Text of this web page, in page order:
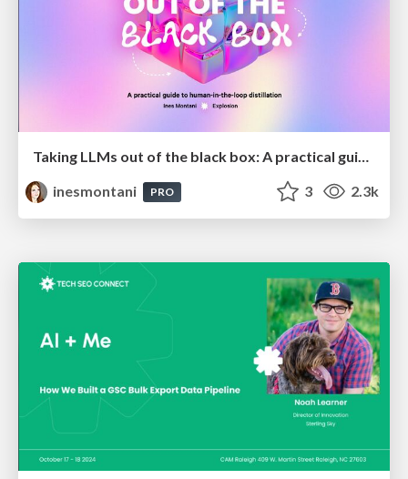
Taking LLMs out of the black box: A practical guide to human-in-the-loop distillation
inesmontani
PRO 3 2.3k